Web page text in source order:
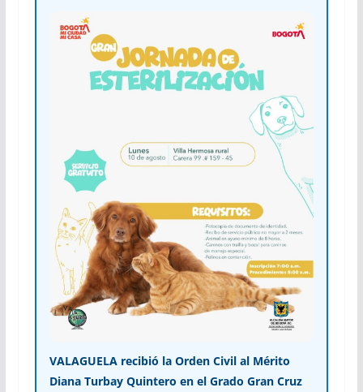
VALAGUELA recibió la Orden Civil al Mérito
Diana Turbay Quintero en el Grado Gran Cruz